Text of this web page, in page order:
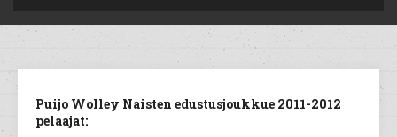
Puijo Wolley Naisten edustusjoukkue 2011-2012
pelaajat: